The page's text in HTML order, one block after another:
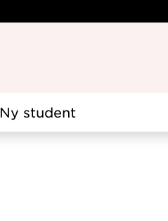
Ny student